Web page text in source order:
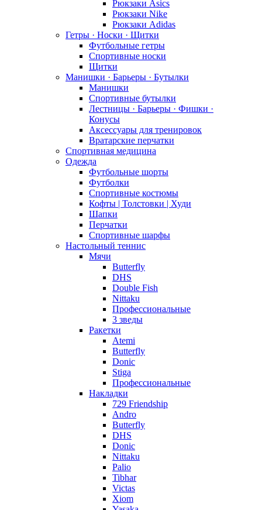
Рюкзаки Asics
Рюкзаки Nike
Рюкзаки Adidas
Гетры · Носки · Щитки
Футбольные гетры
Спортивные носки
Щитки
Манишки · Барьеры · Бутылки
Манишки
Спортивные бутылки
Лестницы · Барьеры · Фишки ·
Конусы
Аксессуары для тренировок
Вратарские перчатки
Спортивная медицина
Одежда
Футбольные шорты
Футболки
Спортивные костюмы
Кофты | Толстовки | Худи
Шапки
Перчатки
Спортивные шарфы
Настольный теннис
Мячи
Butterfly
DHS
Double Fish
Nittaku
Профессиональные
3 зведы
Ракетки
Atemi
Butterfly
Donic
Stiga
Профессиональные
Накладки
729 Friendship
Andro
Butterfly
DHS
Donic
Nittaku
Palio
Tibhar
Victas
Xiom